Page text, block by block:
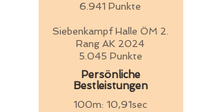
6.941 Punkte
Siebenkampf Halle ÖM 2.
Rang AK 2024
5.045 Punkte
Persönliche
Bestleistungen
100m: 10,91sec